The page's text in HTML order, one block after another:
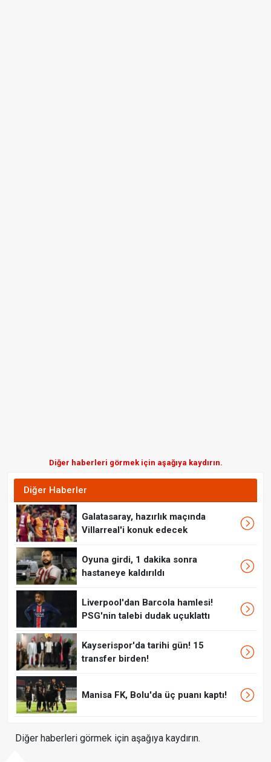
Diğer haberleri görmek için aşağıya kaydırın.
Diğer Haberler
Galatasaray, hazırlık maçında
Villarreal'i konuk edecek
Oyuna girdi, 1 dakika sonra
hastaneye kaldırıldı
Liverpool'dan Barcola hamlesi!
PSG'nin talebi dudak uçuklattı
Kayserispor'da tarihi gün! 15
transfer birden!
Manisa FK, Bolu'da üç puanı kaptı!
Diğer haberleri görmek için aşağıya kaydırın.